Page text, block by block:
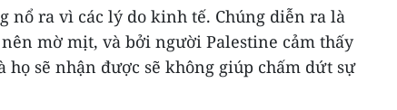
nổ ra vì các lý do kinh tế. Chúng diễn ra là
mờ mịt, và bởi người Palestine cảm thấy
sẽ nhận được sẽ không giúp chấm dứt sự